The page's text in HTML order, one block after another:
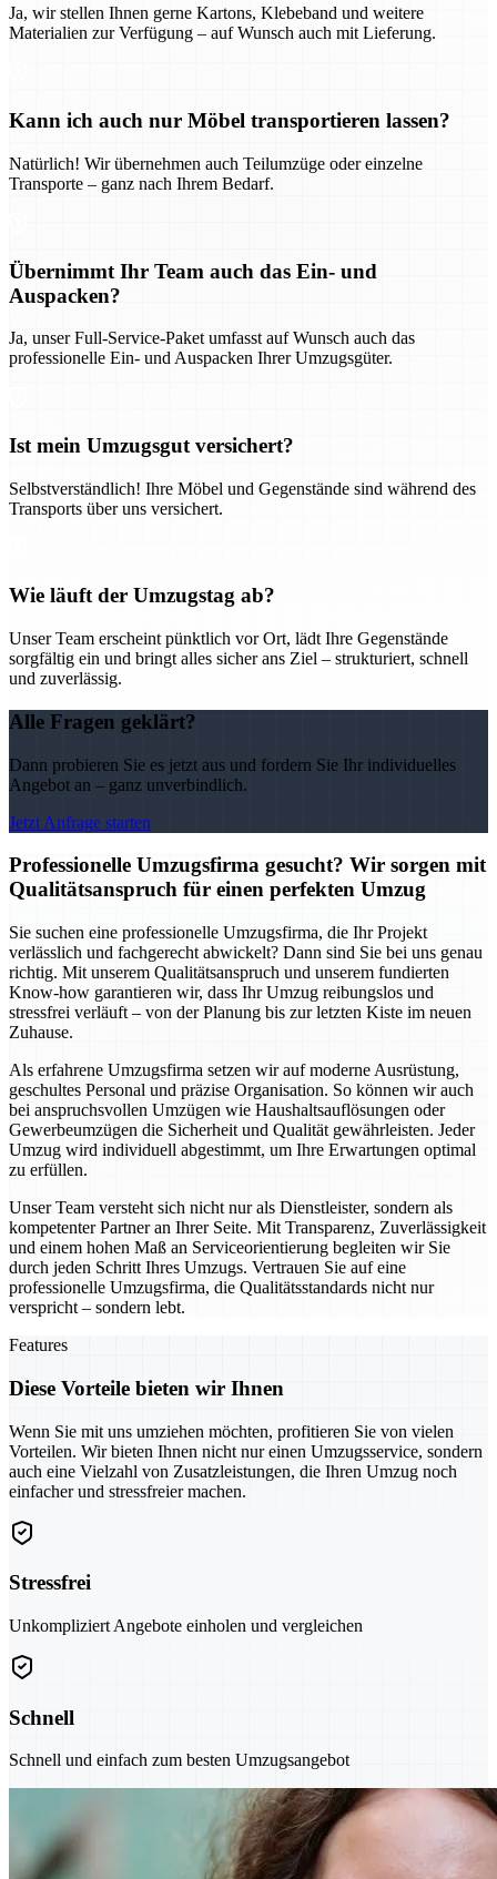
Ja, wir stellen Ihnen gerne Kartons, Klebeband und weitere
Materialien zur Verfügung – auf Wunsch auch mit Lieferung.
Kann ich auch nur Möbel transportieren lassen?
Natürlich! Wir übernehmen auch Teilumzüge oder einzelne
Transporte – ganz nach Ihrem Bedarf.
Übernimmt Ihr Team auch das Ein- und
Auspacken?
Ja, unser Full-Service-Paket umfasst auf Wunsch auch das
professionelle Ein- und Auspacken Ihrer Umzugsgüter.
Ist mein Umzugsgut versichert?
Selbstverständlich! Ihre Möbel und Gegenstände sind während des
Transports über uns versichert.
Wie läuft der Umzugstag ab?
Unser Team erscheint pünktlich vor Ort, lädt Ihre Gegenstände
sorgfältig ein und bringt alles sicher ans Ziel – strukturiert, schnell
und zuverlässig.
Alle Fragen geklärt?
Dann probieren Sie es jetzt aus und fordern Sie Ihr individuelles
Angebot an – ganz unverbindlich.
Jetzt Anfrage starten
Professionelle Umzugsfirma gesucht? Wir sorgen mit
Qualitätsanspruch für einen perfekten Umzug
Sie suchen eine professionelle Umzugsfirma, die Ihr Projekt
verlässlich und fachgerecht abwickelt? Dann sind Sie bei uns genau
richtig. Mit unserem Qualitätsanspruch und unserem fundierten
Know-how garantieren wir, dass Ihr Umzug reibungslos und
stressfrei verläuft – von der Planung bis zur letzten Kiste im neuen
Zuhause.
Als erfahrene Umzugsfirma setzen wir auf moderne Ausrüstung,
geschultes Personal und präzise Organisation. So können wir auch
bei anspruchsvollen Umzügen wie Haushaltsauflösungen oder
Gewerbeumzügen die Sicherheit und Qualität gewährleisten. Jeder
Umzug wird individuell abgestimmt, um Ihre Erwartungen optimal
zu erfüllen.
Unser Team versteht sich nicht nur als Dienstleister, sondern als
kompetenter Partner an Ihrer Seite. Mit Transparenz, Zuverlässigkeit
und einem hohen Maß an Serviceorientierung begleiten wir Sie
durch jeden Schritt Ihres Umzugs. Vertrauen Sie auf eine
professionelle Umzugsfirma, die Qualitätsstandards nicht nur
verspricht – sondern lebt.
Features
Diese Vorteile bieten wir Ihnen
Wenn Sie mit uns umziehen möchten, profitieren Sie von vielen
Vorteilen. Wir bieten Ihnen nicht nur einen Umzugsservice, sondern
auch eine Vielzahl von Zusatzleistungen, die Ihren Umzug noch
einfacher und stressfreier machen.
Stressfrei
Unkompliziert Angebote einholen und vergleichen
Schnell
Schnell und einfach zum besten Umzugsangebot